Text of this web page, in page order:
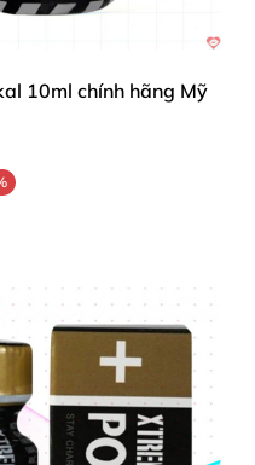
10ml chính hãng Mỹ